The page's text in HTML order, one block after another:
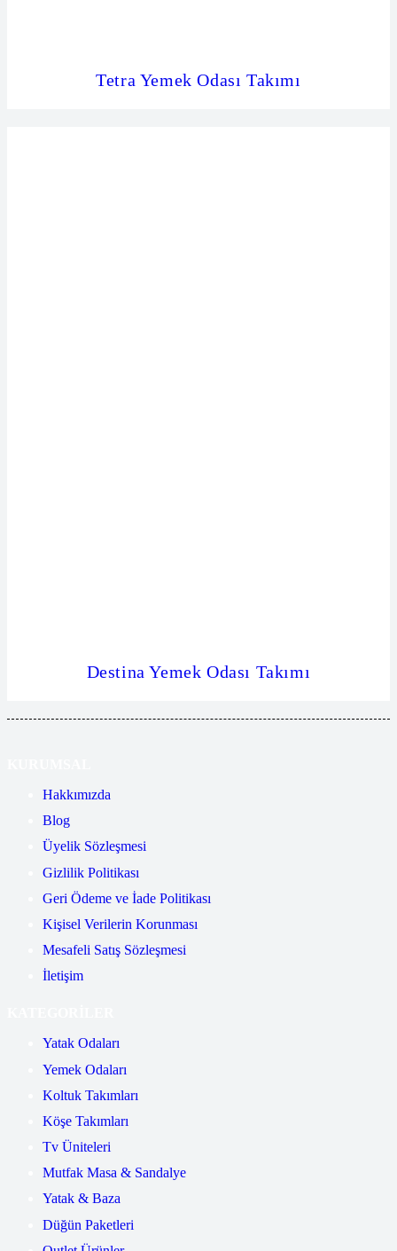
Tetra Yemek Odası Takımı
Destina Yemek Odası Takımı
Hakkımızda
Blog
Üyelik Sözleşmesi
Gizlilik Politikası
Geri Ödeme ve İade Politikası
Kişisel Verilerin Korunması
Mesafeli Satış Sözleşmesi
İletişim
Yatak Odaları
Yemek Odaları
Koltuk Takımları
Köşe Takımları
Tv Üniteleri
Mutfak Masa & Sandalye
Yatak & Baza
Düğün Paketleri